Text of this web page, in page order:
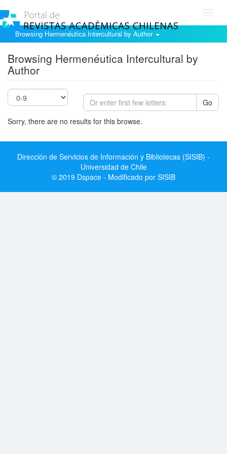
Browsing Hermenéutica Intercultural by Author
Browsing Hermenéutica Intercultural by
Author
Go
Sorry, there are no results for this browse.
Dirección de Servicios de Información y Bibliotecas (SISIB) -
Universidad de Chile
© 2019 Dspace - Modificado por SISIB